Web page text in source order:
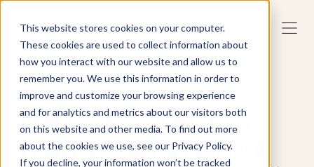
This website stores cookies on your computer.
These cookies are used to collect information about
how you interact with our website and allow us to
remember you. We use this information in order to
improve and customize your browsing experience
and for analytics and metrics about our visitors both
on this website and other media. To find out more
about the cookies we use, see our Privacy Policy.
If you decline, your information won’t be tracked
Подключайтесь.
Привлекайте. Продавать.
Повысьте уровень вашего